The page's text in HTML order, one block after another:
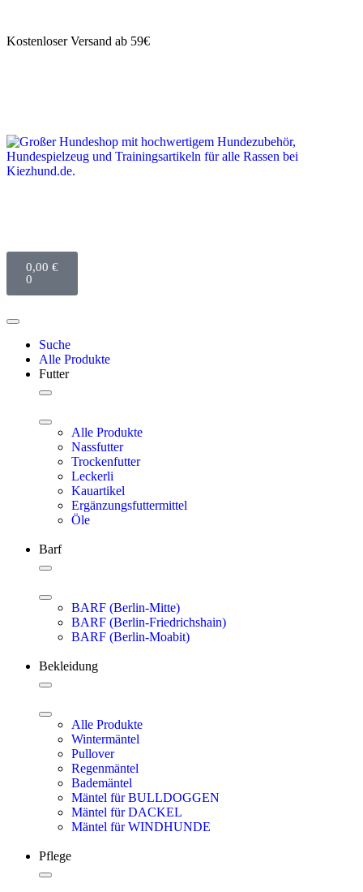
Kostenloser Versand ab 59€
0,00 €
0
Suche
Alle Produkte
Futter
Alle Produkte
Nassfutter
Trockenfutter
Leckerli
Kauartikel
Ergänzungsfuttermittel
Öle
Barf
BARF (Berlin-Mitte)
BARF (Berlin-Friedrichshain)
BARF (Berlin-Moabit)
Bekleidung
Alle Produkte
Wintermäntel
Pullover
Regenmäntel
Bademäntel
Mäntel für BULLDOGGEN
Mäntel für DACKEL
Mäntel für WINDHUNDE
Pflege